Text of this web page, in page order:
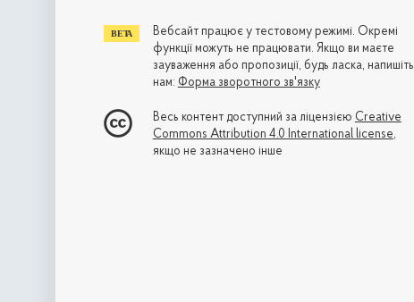
Вебсайт працює у тестовому режимі. Окремі
функції можуть не працювати. Якщо ви маєте
зауваження або пропозиції, будь ласка, напишіть
нам: Форма зворотного зв'язку
Весь контент доступний за ліцензією Creative
Commons Attribution 4.0 International license,
якщо не зазначено інше